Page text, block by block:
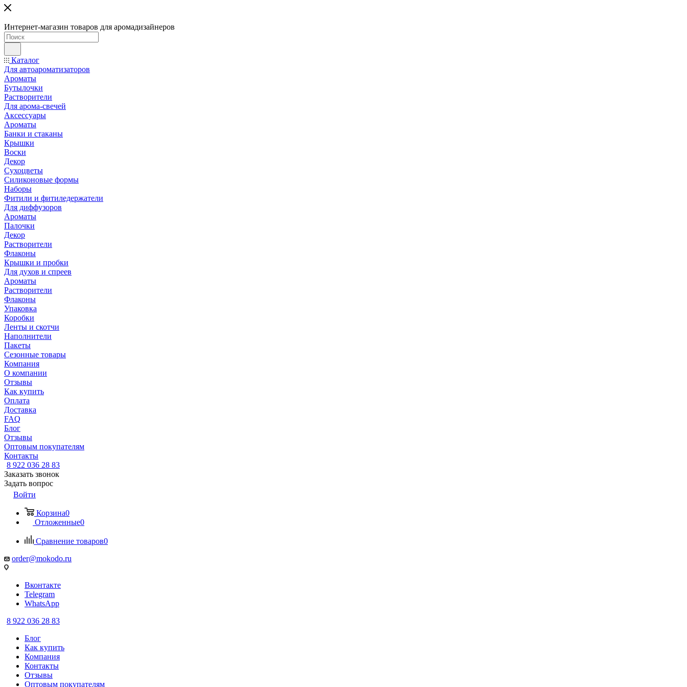
Интернет-магазин товаров для аромадизайнеров
Каталог
Для автоароматизаторов
Ароматы
Бутылочки
Растворители
Для арома-свечей
Аксессуары
Ароматы
Банки и стаканы
Крышки
Воски
Декор
Сухоцветы
Силиконовые формы
Наборы
Фитили и фитиледержатели
Для диффузоров
Ароматы
Палочки
Декор
Растворители
Флаконы
Крышки и пробки
Для духов и спреев
Ароматы
Растворители
Флаконы
Упаковка
Коробки
Ленты и скотчи
Наполнители
Пакеты
Сезонные товары
Компания
О компании
Отзывы
Как купить
Оплата
Доставка
FAQ
Блог
Отзывы
Оптовым покупателям
Контакты
8 922 036 28 83
Заказать звонок
Задать вопрос
Войти
Корзина0
Отложенные0
Сравнение товаров0
order@mokodo.ru
Вконтакте
Telegram
WhatsApp
8 922 036 28 83
Блог
Как купить
Компания
Контакты
Отзывы
Оптовым покупателям